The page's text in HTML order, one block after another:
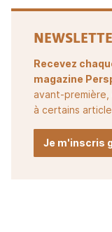
Recevez
magazine
avant-
à certains
Je m'inscris